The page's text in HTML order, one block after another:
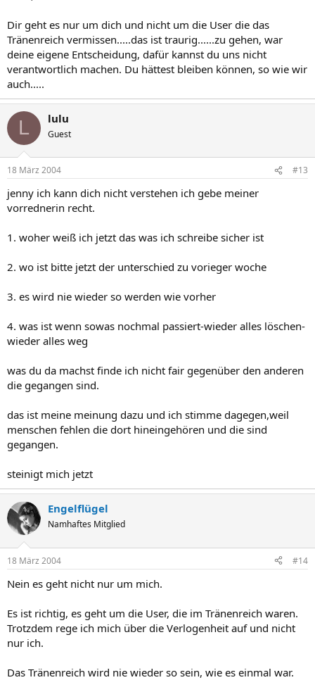
Dir geht es nur um dich und nicht um die User die das
Tränenreich vermissen.....das ist traurig......zu gehen, war
deine eigene Entscheidung, dafür kannst du uns nicht
verantwortlich machen. Du hättest bleiben können, so wie wir
auch.....
L lulu
Guest
18 März 2004 #13
jenny ich kann dich nicht verstehen ich gebe meiner
vorrednerin recht.
1. woher weiß ich jetzt das was ich schreibe sicher ist
2. wo ist bitte jetzt der unterschied zu vorieger woche
3. es wird nie wieder so werden wie vorher
4. was ist wenn sowas nochmal passiert-wieder alles löschen-
wieder alles weg
was du da machst finde ich nicht fair gegenüber den anderen
die gegangen sind.
das ist meine meinung dazu und ich stimme dagegen,weil
menschen fehlen die dort hineingehören und die sind
gegangen.
steinigt mich jetzt
Engelflügel
Namhaftes Mitglied
18 März 2004 #14
Nein es geht nicht nur um mich.
Es ist richtig, es geht um die User, die im Tränenreich waren.
Trotzdem rege ich mich über die Verlogenheit auf und nicht
nur ich.
Das Tränenreich wird nie wieder so sein, wie es einmal war.